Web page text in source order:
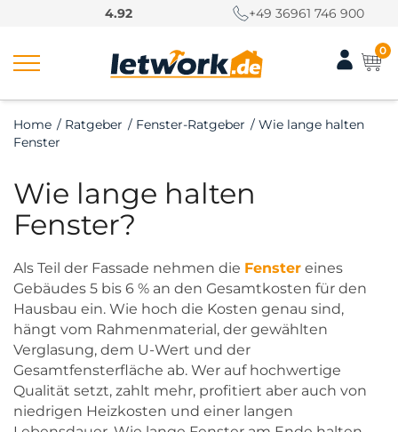
4.92 +49 36961 746 900
0
Home / Ratgeber / Fenster-Ratgeber / Wie lange halten
Fenster
Wie lange halten
Fenster?
Als Teil der Fassade nehmen die Fenster eines
Gebäudes 5 bis 6 % an den Gesamtkosten für den
Hausbau ein. Wie hoch die Kosten genau sind,
hängt vom Rahmenmaterial, der gewählten
Verglasung, dem U-Wert und der
Gesamtfensterfläche ab. Wer auf hochwertige
Qualität setzt, zahlt mehr, profitiert aber auch von
niedrigen Heizkosten und einer langen